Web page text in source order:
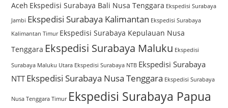
Aceh Ekspedisi Surabaya Bali Nusa Tenggara Ekspedisi Surabaya
Jambi Ekspedisi Surabaya Kalimantan Ekspedisi Surabaya
Kalimantan Timur Ekspedisi Surabaya Kepulauan Nusa
Tenggara Ekspedisi Surabaya Maluku Ekspedisi
Surabaya Maluku Utara Ekspedisi Surabaya NTB Ekspedisi Surabaya
NTTEkspedisi Surabaya Nusa Tenggara Ekspedisi Surabaya
Nusa Tenggara Timur Ekspedisi Surabaya Papua